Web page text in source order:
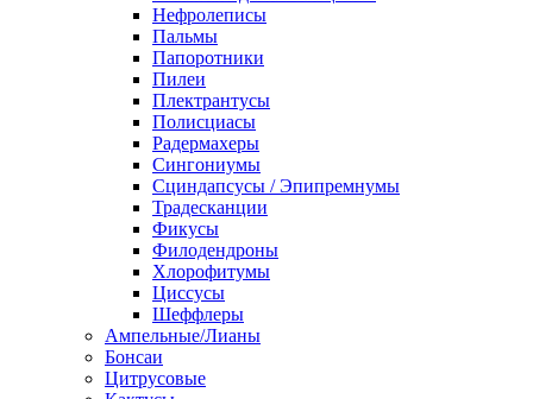
Нефролеписы
Пальмы
Папоротники
Пилеи
Плектрантусы
Полисциасы
Радермахеры
Сингониумы
Сциндапсусы / Эпипремнумы
Традесканции
Фикусы
Филодендроны
Хлорофитумы
Циссусы
Шеффлеры
Ампельные/Лианы
Бонсаи
Цитрусовые